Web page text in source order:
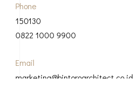
Phone
150130
0822 1000 9900
Email
marketing@bintoroarchitect.co.id